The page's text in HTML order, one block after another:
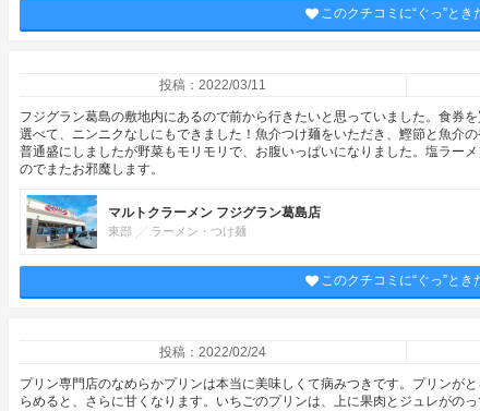
このクチコミに“ぐっ”とき
投稿：2022/03/11
フジグラン葛島の敷地内にあるので前から行きたいと思っていました。食券
選べて、ニンニクなしにもできました！魚介つけ麺をいただき、鰹節と魚介
普通盛にしましたが野菜もモリモリで、お腹いっぱいになりました。塩ラー
のでまたお邪魔します。
マルトクラーメン フジグラン葛島店
東部 ラーメン・つけ麺
このクチコミに“ぐっ”とき
投稿：2022/02/24
プリン専門店のなめらかプリンは本当に美味しくて病みつきです。プリンが
らめると、さらに甘くなります。いちごのプリンは、上に果肉とジュレがの